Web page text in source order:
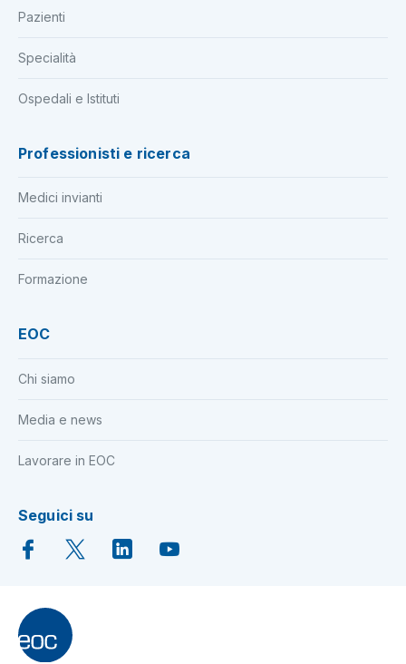
Pazienti
Specialità
Ospedali e Istituti
Professionisti e ricerca
Medici invianti
Ricerca
Formazione
EOC
Chi siamo
Media e news
Lavorare in EOC
Seguici su